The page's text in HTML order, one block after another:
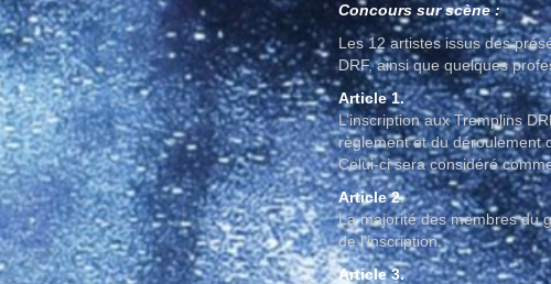
Concours sur scène :
Les 12 artistes issus des
DRF, ainsi que quelques
Article 1.
L’inscription aux Tremplins
règlement et du déroulement
Celui-ci sera considéré
Article 2.
La majorité des membres du
de l’inscription.
Article 3.